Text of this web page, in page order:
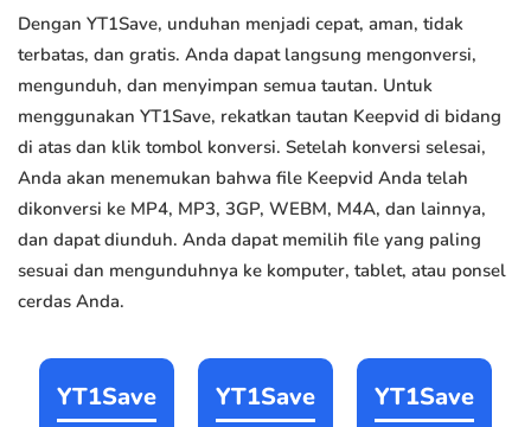
Dengan YT1Save, unduhan menjadi cepat, aman, tidak
terbatas, dan gratis. Anda dapat langsung mengonversi,
mengunduh, dan menyimpan semua tautan. Untuk
menggunakan YT1Save, rekatkan tautan Keepvid di bidang
di atas dan klik tombol konversi. Setelah konversi selesai,
Anda akan menemukan bahwa file Keepvid Anda telah
dikonversi ke MP4, MP3, 3GP, WEBM, M4A, dan lainnya,
dan dapat diunduh. Anda dapat memilih file yang paling
sesuai dan mengunduhnya ke komputer, tablet, atau ponsel
cerdas Anda.
YT1Save YT1Save YT1Save